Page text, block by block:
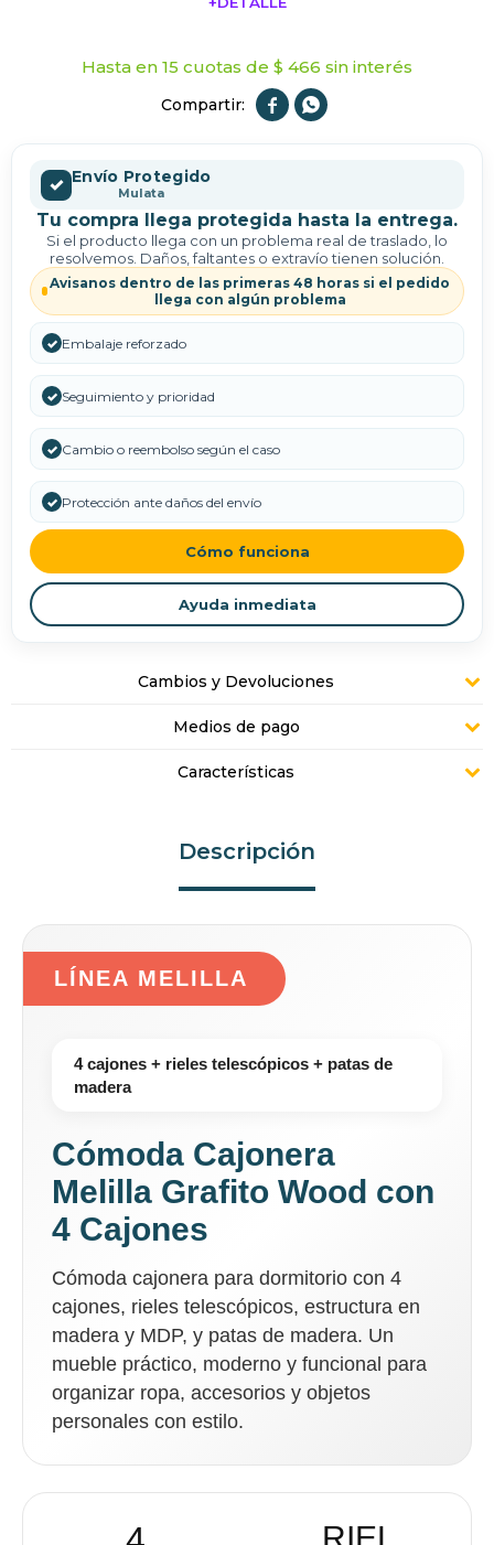
Hasta en 15 cuotas de $ 466 sin interés
 
✓ Envío Protegido
Mulata
Tu compra llega protegida hasta la entrega.
Si el producto llega con un problema real de traslado, lo
resolvemos. Daños, faltantes o extravío tienen solución.
Avisanos dentro de las primeras 48 horas si el pedido
llega con algún problema
✓ Embalaje reforzado
✓ Seguimiento y prioridad
✓ Cambio o reembolso según el caso
✓ Protección ante daños del envío
Cómo funciona
Ayuda inmediata
Cambios y Devoluciones
Medios de pago
Características
Descripción
LÍNEA MELILLA
4 cajones + rieles telescópicos + patas de
madera
Cómoda Cajonera
Melilla Grafito Wood con
4 Cajones
Cómoda cajonera para dormitorio con 4
cajones, rieles telescópicos, estructura en
madera y MDP, y patas de madera. Un
mueble práctico, moderno y funcional para
organizar ropa, accesorios y objetos
personales con estilo.